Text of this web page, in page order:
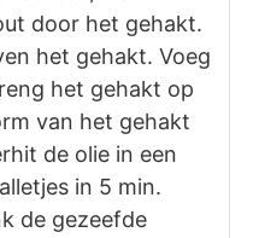
door het gehakt.
het gehakt. Voeg
het gehakt op
van het gehakt
de olie in een
in 5 min.
de gezeefde